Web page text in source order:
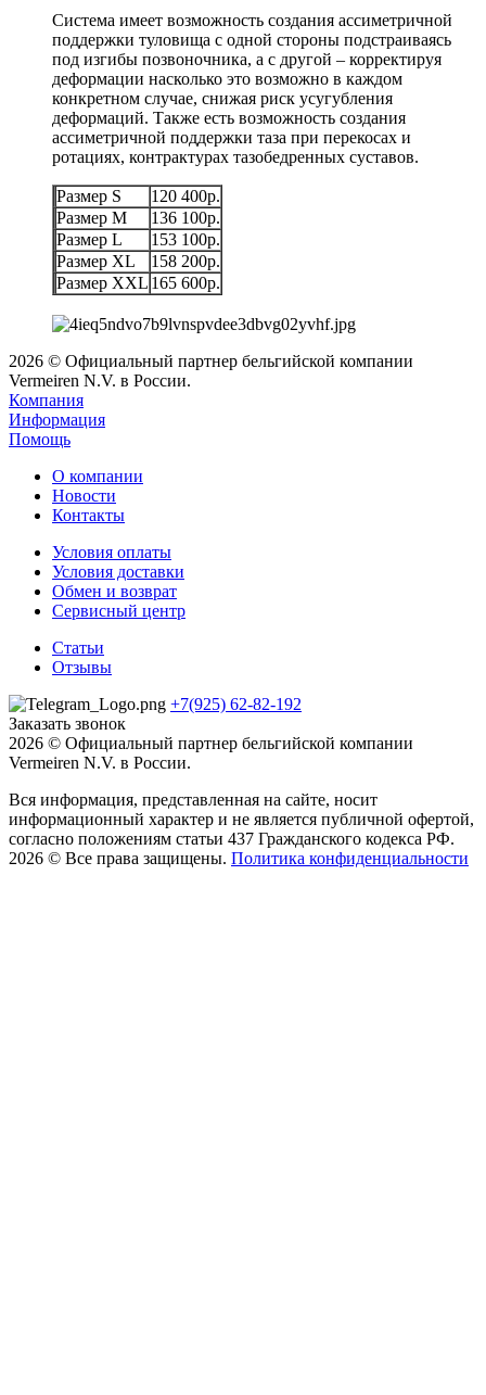
Система имеет возможность создания ассиметричной
поддержки туловища с одной стороны подстраиваясь
под изгибы позвоночника, а с другой – корректируя
деформации насколько это возможно в каждом
конкретном случае, снижая риск усугубления
деформаций. Также есть возможность создания
ассиметричной поддержки таза при перекосах и
ротациях, контрактурах тазобедренных суставов.
Размер S
120 400р.
Размер M
136 100р.
Размер L
153 100р.
Размер XL
158 200р.
Размер XXL 165 600р.
2026 © Официальный партнер бельгийской компании
Vermeiren N.V. в России.
Компания
Информация
Помощь
О компании
Новости
Контакты
Условия оплаты
Условия доставки
Обмен и возврат
Сервисный центр
Статьи
Отзывы
+7(925) 62-82-192
Заказать звонок
2026 © Официальный партнер бельгийской компании
Vermeiren N.V. в России.
Вся информация, представленная на сайте, носит
информационный характер и не является публичной офертой,
согласно положениям статьи 437 Гражданского кодекса РФ.
2026 © Все права защищены. Политика конфиденциальности